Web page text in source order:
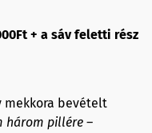
+ a sáv feletti rész
mekkora bevételt
három pillére –